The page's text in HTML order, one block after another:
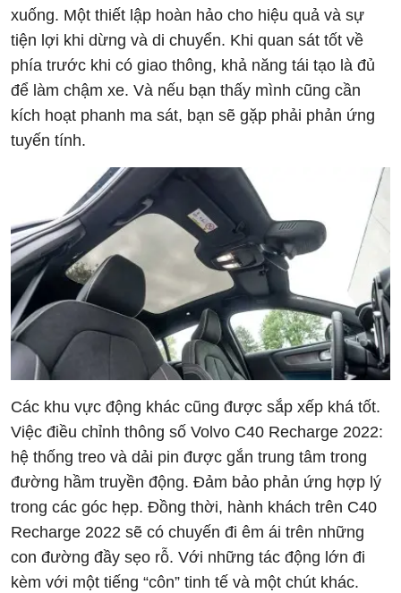
xuống. Một thiết lập hoàn hảo cho hiệu quả và sự
tiện lợi khi dừng và di chuyển. Khi quan sát tốt về
phía trước khi có giao thông, khả năng tái tạo là đủ
để làm chậm xe. Và nếu bạn thấy mình cũng cần
kích hoạt phanh ma sát, bạn sẽ gặp phải phản ứng
tuyến tính.
Các khu vực động khác cũng được sắp xếp khá tốt.
Việc điều chỉnh thông số Volvo C40 Recharge 2022:
hệ thống treo và dải pin được gắn trung tâm trong
đường hầm truyền động. Đảm bảo phản ứng hợp lý
trong các góc hẹp. Đồng thời, hành khách trên C40
Recharge 2022 sẽ có chuyến đi êm ái trên những
con đường đầy sẹo rỗ. Với những tác động lớn đi
kèm với một tiếng “côn” tinh tế và một chút khác.